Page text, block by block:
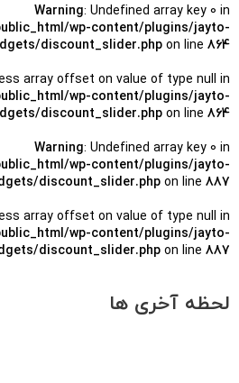
Warning: Undefined array key 0 in
wp-content/plugins/jayto-
discount_slider.php on line 864
array offset on value of type null in
wp-content/plugins/jayto-
discount_slider.php on line 864
Warning: Undefined array key 0 in
wp-content/plugins/jayto-
discount_slider.php on line 887
array offset on value of type null in
wp-content/plugins/jayto-
discount_slider.php on line 887
لحظه آخری ها